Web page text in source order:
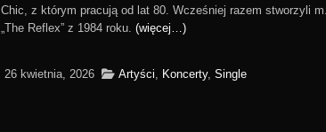
Chic, z którym pracują od lat 80. Wcześniej razem stworzyli
„The Reflex” z 1984 roku. (więcej…)
26 kwietnia, 2026 Artyści, Koncerty, Single